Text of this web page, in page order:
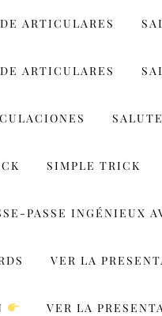
ARTICULARES
ARTICULARES
SIMPLE TRICK
PASSE INGÉNIEUX
VER LA
VER LA